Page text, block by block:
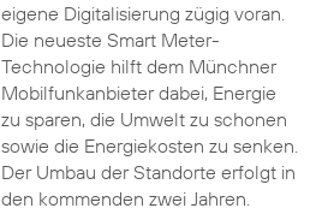
eigene Digitalisierung zügig voran.
Die neueste Smart Meter-
Technologie hilft dem Münchner
Mobilfunkanbieter dabei, Energie
zu sparen, die Umwelt zu schonen
sowie die Energiekosten zu senken.
Der Umbau der Standorte erfolgt in
den kommenden zwei Jahren.